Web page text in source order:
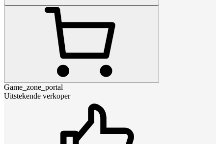
Game_zone_portal
Uitstekende verkoper